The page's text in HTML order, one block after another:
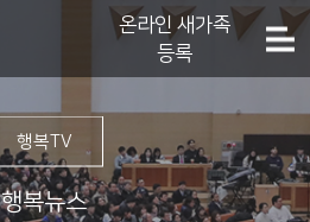
온라인 새가족
등록
행복TV
행복뉴스